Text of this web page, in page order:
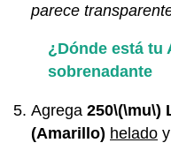
parece
¿Dónde está tu
sobrenadante
Agrega250\(\mu\)
(Amarillo) helado